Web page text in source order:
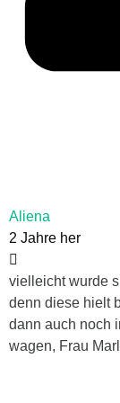
Aliena
2 Jahre her
vielleicht wurde
denn diese hielt
dann auch noch
wagen, Frau